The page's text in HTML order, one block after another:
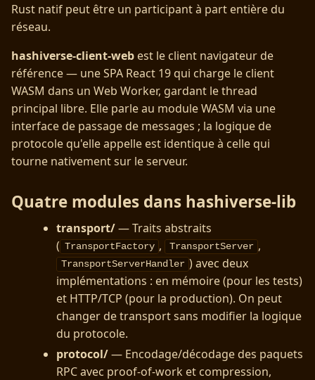
Rust natif peut être un participant à part entière du
réseau.
hashiverse-client-web est le client navigateur de
référence — une SPA React 19 qui charge le client
WASM dans un Web Worker, gardant le thread
principal libre. Elle parle au module WASM via une
interface de passage de messages ; la logique de
protocole qu'elle appelle est identique à celle qui
tourne nativement sur le serveur.
Quatre modules dans hashiverse-lib
transport/— Traits abstraits
( TransportFactory , TransportServer ,
TransportServerHandler ) avec deux
implémentations : en mémoire (pour les tests)
et HTTP/TCP (pour la production). On peut
changer de transport sans modifier la logique
du protocole.
protocol/— Encodage/décodage des paquets
RPC avec proof-of-work et compression,